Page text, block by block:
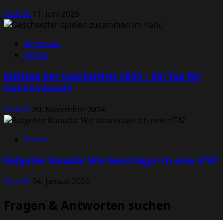
MarcW 11. Juni 2025
Allgemein
Reisen
Welttag der Geschwister 2025 – Ein Tag für
Familienbande
MarcW 20. November 2024
Reisen
Ratgeber Kanada: Wie beantrage ich eine eTA?
MarcW 24. Januar 2020
Fragen & Antworten suchen